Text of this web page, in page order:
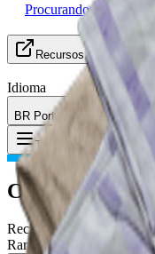
Procurando grupo
Recursos
Idioma
BR Português (Brasil)
Toggle Menu
Cobertor
Reciclável
Raro